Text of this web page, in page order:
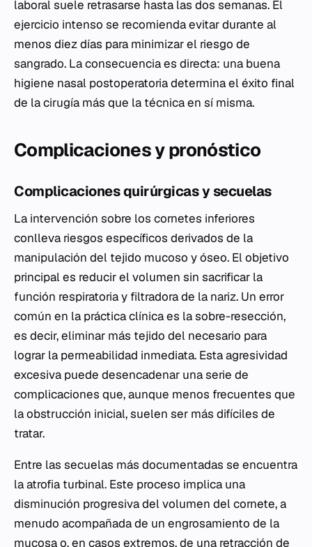
laboral suele retrasarse hasta las dos semanas. El
ejercicio intenso se recomienda evitar durante al
menos diez días para minimizar el riesgo de
sangrado. La consecuencia es directa: una buena
higiene nasal postoperatoria determina el éxito final
de la cirugía más que la técnica en sí misma.
Complicaciones y pronóstico
Complicaciones quirúrgicas y secuelas
La intervención sobre los cornetes inferiores
conlleva riesgos específicos derivados de la
manipulación del tejido mucoso y óseo. El objetivo
principal es reducir el volumen sin sacrificar la
función respiratoria y filtradora de la nariz. Un error
común en la práctica clínica es la sobre-resección,
es decir, eliminar más tejido del necesario para
lograr la permeabilidad inmediata. Esta agresividad
excesiva puede desencadenar una serie de
complicaciones que, aunque menos frecuentes que
la obstrucción inicial, suelen ser más difíciles de
tratar.
Entre las secuelas más documentadas se encuentra
la atrofia turbinal. Este proceso implica una
disminución progresiva del volumen del cornete, a
menudo acompañada de un engrosamiento de la
mucosa o, en casos extremos, de una retracción de